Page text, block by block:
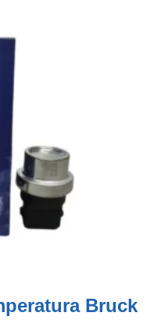
Bruck